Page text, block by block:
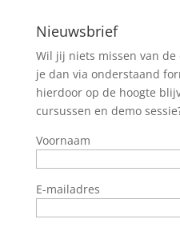
Nieuwsbrief
Wil jij niets missen van
je dan via onderstaand
hierdoor op de hoogte
cursussen en demo
Voornaam
E-mailadres